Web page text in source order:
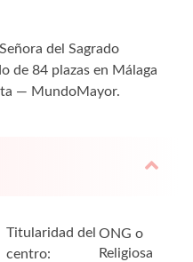
del Sagrado
de 84 plazas en Málaga
— MundoMayor.
Titularidad del
centro:
ONG o
Religiosa